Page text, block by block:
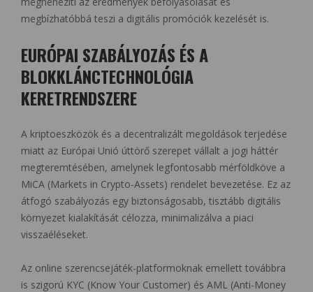
megbízhatóbbá teszi a digitális promóciók kezelését is.
EURÓPAI SZABÁLYOZÁS ÉS A
BLOKKLÁNCTECHNOLÓGIA
KERETRENDSZERE
A kriptoeszközök és a decentralizált megoldások terjedése
miatt az Európai Unió úttörő szerepet vállalt a jogi háttér
megteremtésében, amelynek legfontosabb mérföldköve a
MiCA (Markets in Crypto-Assets) rendelet bevezetése. Ez az
átfogó szabályozás egy biztonságosabb, tisztább digitális
környezet kialakítását célozza, minimalizálva a piaci
visszaéléseket.
Az online szerencsejáték-platformoknak emellett továbbra
is szigorú KYC (Know Your Customer) és AML (Anti-Money